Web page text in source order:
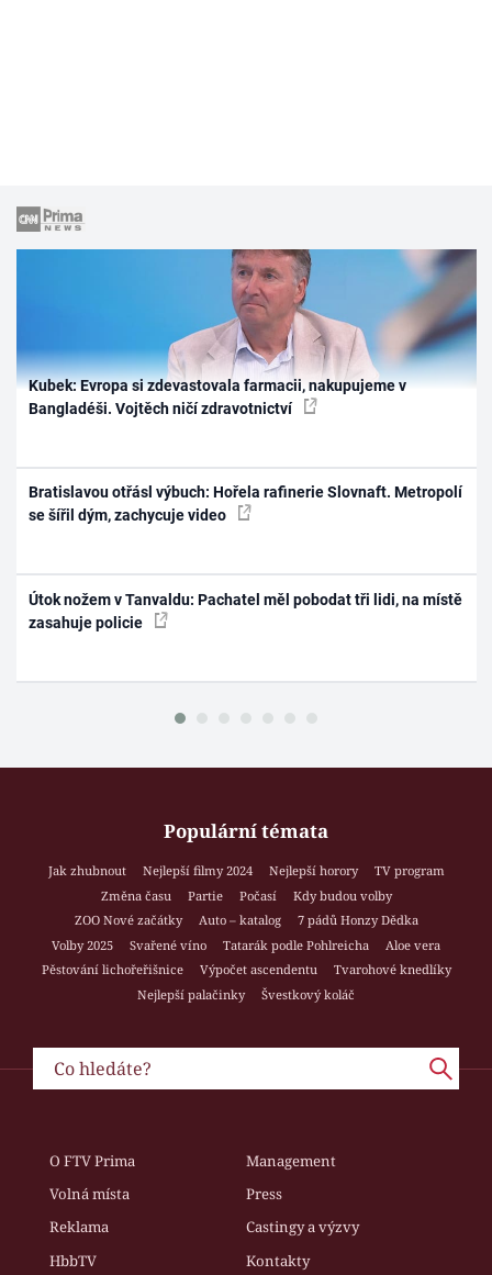
Kubek: Evropa si zdevastovala farmacii, nakupujeme v
Bangladéši. Vojtěch ničí zdravotnictví
Bratislavou otřásl výbuch: Hořela rafinerie Slovnaft. Metropolí
se šířil dým, zachycuje video
Útok nožem v Tanvaldu: Pachatel měl pobodat tři lidi, na místě
zasahuje policie
Populární témata
Jak zhubnout Nejlepší filmy 2024 Nejlepší horory
TV program
Změna času
Partie Počasí
Kdy budou volby
ZOO Nové začátky
Auto – katalog
7 pádů Honzy Dědka
Volby 2025
Svařené víno Tatarák podle Pohlreicha
Aloe vera
Pěstování lichořeřišnice
Výpočet ascendentu
Tvarohové knedlíky
Nejlepší palačinky
Švestkový koláč
O FTV Prima
Management
Volná místa
Press
Reklama
Castingy a výzvy
HbbTV
Kontakty